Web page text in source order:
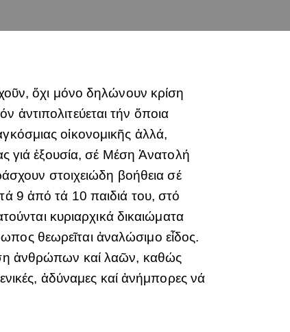
ὄχι μόνο δηλώνουν κρίση
τήν ὅποια
οἰκονομικῆς ἀλλά,
γιά ἐξουσία, σέ Μέση Ἀνατολή
στοιχειώδη βοήθεια σέ
9 ἀπό τά 10 παιδιά του, στό
κυριαρχικά δικαιώματα
θεωρεῖται ἀναλώσιμο εἶδος.
ἀνθρώπων καί λαῶν, καθώς
ἀδύναμες καί ἀνήμπορες νά